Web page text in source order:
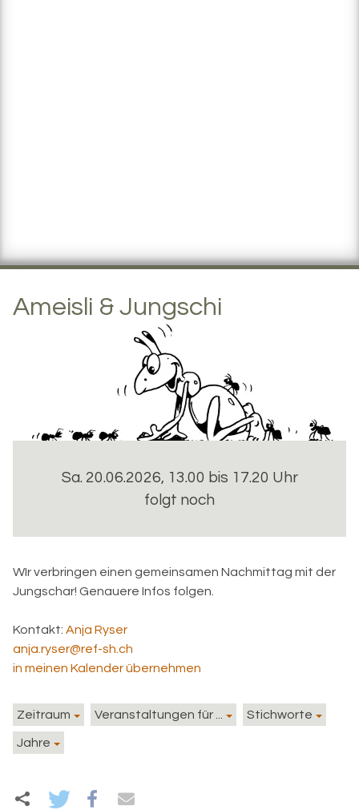
Ameisli & Jungschi
Sa. 20.06.2026, 13.00 bis 17.20 Uhr
folgt noch
WIr verbringen einen gemeinsamen Nachmittag mit der
Jungschar! Genauere Infos folgen.
Kontakt: Anja Ryser
anja.ryser@ref-sh.ch
in meinen Kalender übernehmen
Zeitraum Veranstaltungen für ... Stichworte
Jahre